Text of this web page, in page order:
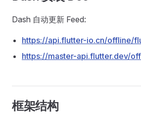
Dash 自动更新 Feed:
https://api.flutter-io.cn/offline/
https://master-api.flutter.dev/
框架结构